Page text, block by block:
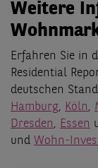
Weitere
Erfahren Sie in
Residential
deutschen
Hamburg, Köln,
Dresden, Essen
und Wohn-